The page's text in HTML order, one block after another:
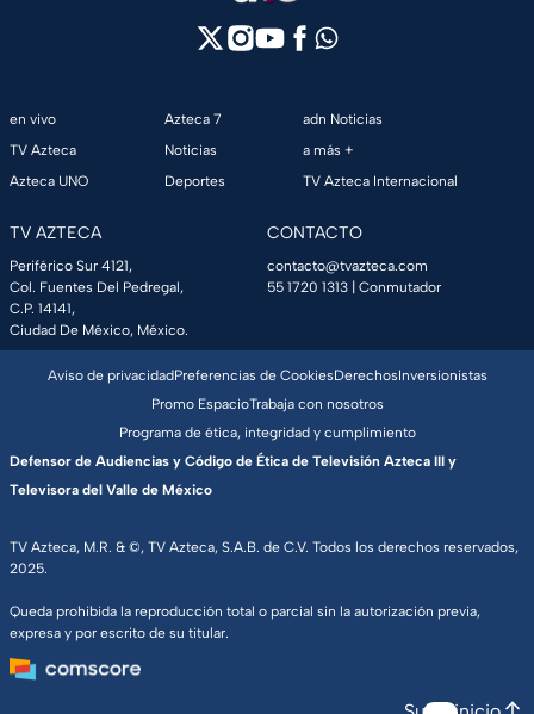
en vivo
TV Azteca
Azteca UNO
Azteca 7
Noticias
Deportes
adn Noticias
a más +
TV Azteca Internacional
TV AZTECA
Periférico Sur 4121,
Col. Fuentes Del Pedregal,
C.P. 14141,
Ciudad De México, México.
CONTACTO
contacto@tvazteca.com
55 1720 1313 | Conmutador
TV Azteca, M.R. & ©, TV Azteca, S.A.B. de C.V. Todos los derechos reservados,
2025.
Queda prohibida la reproducción total o parcial sin la autorización previa,
expresa y por escrito de su titular.
Aviso de privacidadPreferencias de CookiesDerechosInversionistas
Promo EspacioTrabaja con nosotros
Programa de ética, integridad y cumplimiento
Defensor de Audiencias y Código de Ética de Televisión Azteca III y
Televisora del Valle de México